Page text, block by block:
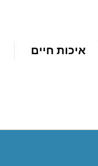
איכות חיים